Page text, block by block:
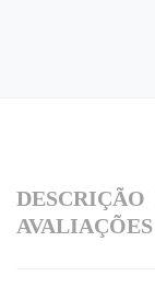
DESCRIÇÃO